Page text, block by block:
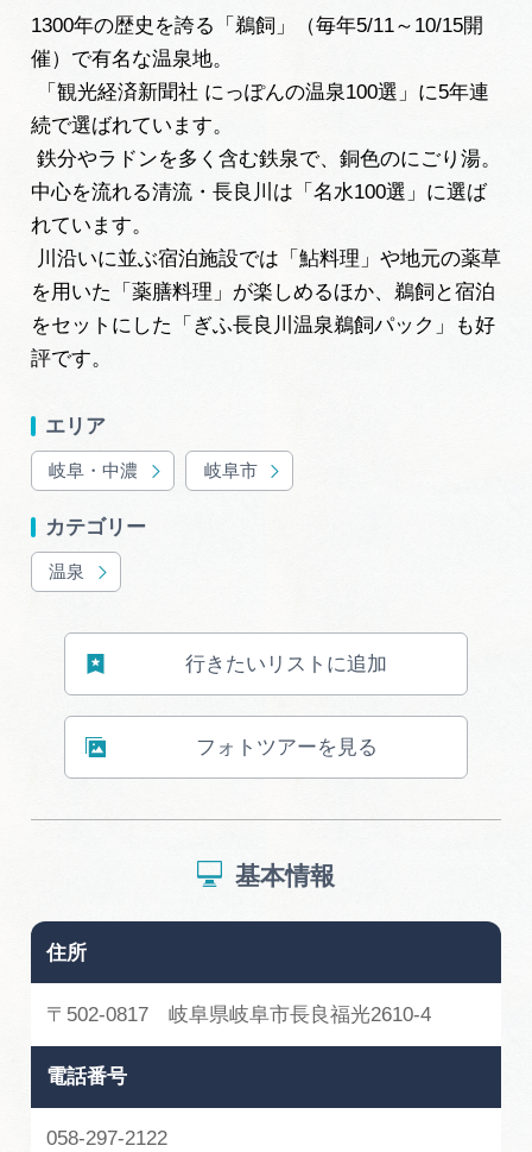
フォトライブラリー
動画ライブラリー
お問い合わせ
運営組織
広告掲載
サイトポリシー
1300年の歴史を誇る「鵜飼」（毎年5/11～10/15開
催）で有名な温泉地。
「観光経済新聞社 にっぽんの温泉100選」に5年連
続で選ばれています。
鉄分やラドンを多く含む鉄泉で、銅色のにごり湯。
中心を流れる清流・長良川は「名水100選」に選ば
れています。
川沿いに並ぶ宿泊施設では「鮎料理」や地元の薬草
を用いた「薬膳料理」が楽しめるほか、鵜飼と宿泊
をセットにした「ぎふ長良川温泉鵜飼パック」も好
評です。
エリア
岐阜・中濃 岐阜市
カテゴリー
温泉
行きたいリストに追加
フォトツアーを見る
基本情報
住所
〒502-0817 岐阜県岐阜市長良福光2610-4
電話番号
058-297-2122